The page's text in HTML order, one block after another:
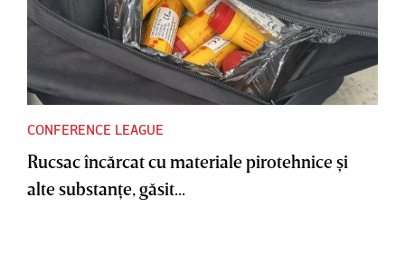
CONFERENCE LEAGUE
Rucsac încărcat cu materiale pirotehnice şi
alte substanţe, găsit...